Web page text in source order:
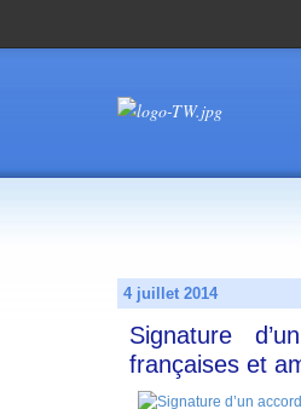
4 juillet 2014
Signature
françaises et